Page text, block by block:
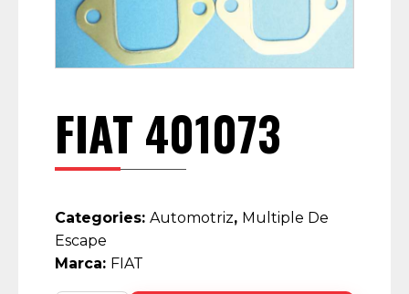
FIAT 401073
Categories: Automotriz, Multiple De
Escape
Marca: FIAT